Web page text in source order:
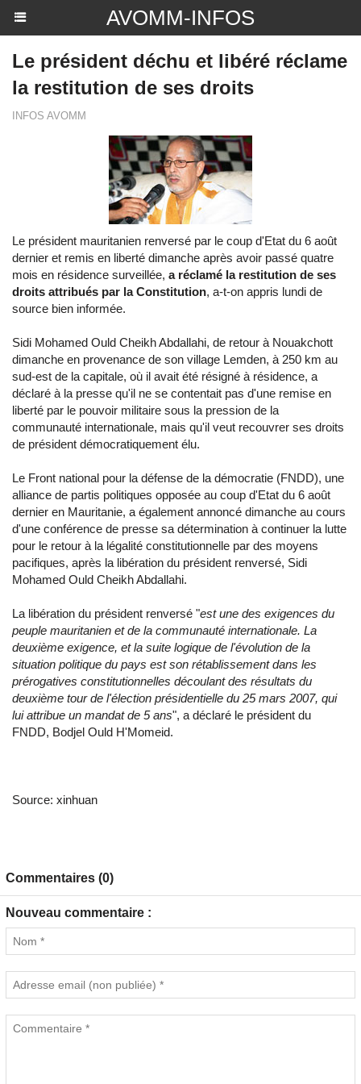
AVOMM-INFOS
Le président déchu et libéré réclame
la restitution de ses droits
INFOS AVOMM
Le président mauritanien renversé par le coup d'Etat du 6 août
dernier et remis en liberté dimanche après avoir passé quatre
mois en résidence surveillée, a réclamé la restitution de ses
droits attribués par la Constitution, a-t-on appris lundi de
source bien informée.
Sidi Mohamed Ould Cheikh Abdallahi, de retour à Nouakchott
dimanche en provenance de son village Lemden, à 250 km au
sud-est de la capitale, où il avait été résigné à résidence, a
déclaré à la presse qu'il ne se contentait pas d'une remise en
liberté par le pouvoir militaire sous la pression de la
communauté internationale, mais qu'il veut recouvrer ses droits
de président démocratiquement élu.
Le Front national pour la défense de la démocratie (FNDD), une
alliance de partis politiques opposée au coup d'Etat du 6 août
dernier en Mauritanie, a également annoncé dimanche au cours
d'une conférence de presse sa détermination à continuer la lutte
pour le retour à la légalité constitutionnelle par des moyens
pacifiques, après la libération du président renversé, Sidi
Mohamed Ould Cheikh Abdallahi.
La libération du président renversé "est une des exigences du
peuple mauritanien et de la communauté internationale. La
deuxième exigence, et la suite logique de l'évolution de la
situation politique du pays est son rétablissement dans les
prérogatives constitutionnelles découlant des résultats du
deuxième tour de l'élection présidentielle du 25 mars 2007, qui
lui attribue un mandat de 5 ans", a déclaré le président du
FNDD, Bodjel Ould H'Momeid.
Source: xinhuan
Commentaires (0)
Nouveau commentaire :